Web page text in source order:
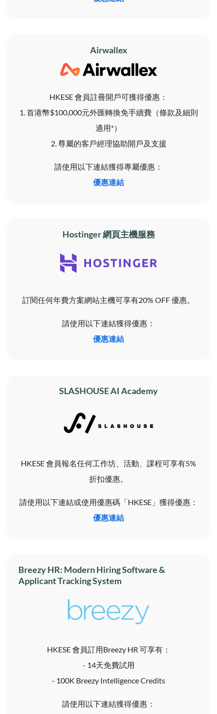
Airwallex
HKESE 會員註冊開戶可獲得優惠：
1. 首港幣$100,000元外匯轉換免手續費（條款及細則
適用*）
2. 尊屬的客戶經理協助開戶及支援
請使用以下連結獲得專屬優惠：
優惠連結
Hostinger 網頁主機服務
訂閱任何年費方案網站主機可享有20% OFF 優惠。
請使用以下連結獲得優惠：
優惠連結
SLASHOUSE AI Academy
HKESE 會員報名任何工作坊、活動、課程可享有5%
折扣優惠。
請使用以下連結或使用優惠碼「HKESE」獲得優惠：
優惠連結
Breezy HR: Modern Hiring Software &
Applicant Tracking System
HKESE 會員訂用Breezy HR 可享有：
- 14天免費試用
- 100K Breezy Intelligence Credits
請使用以下連結獲得優惠：